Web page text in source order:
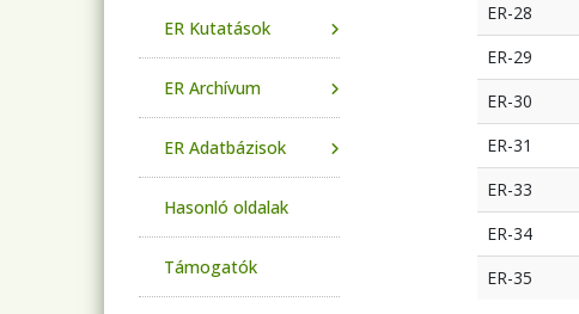
ER-28
ER-29
ER-30
ER-31
ER-33
ER-34
ER-35
ER Kutatások
ER Archívum
ER Adatbázisok
Hasonló oldalak
Támogatók